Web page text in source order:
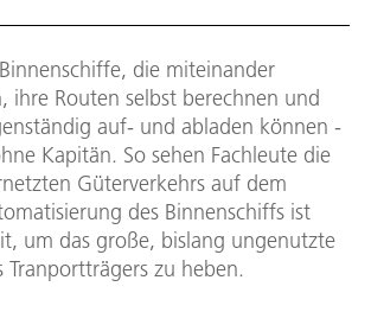
die miteinander
ihre Routen selbst berechnen und
auf- und abladen können -
Kapitän. So sehen Fachleute die
Güterverkehrs auf dem
des Binnenschiffs ist
um das große, bislang ungenutzte
Tranportträgers zu heben.